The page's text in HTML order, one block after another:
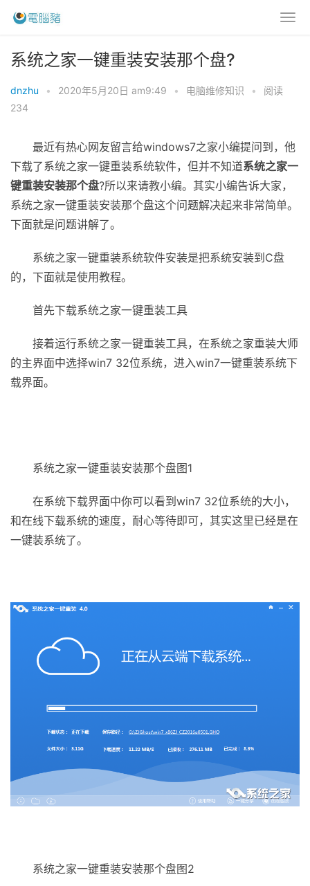
系统之家一键重装安装那个盘?
dnzhu • 2020年5月20日 am9:49 • 电脑维修知识 •
阅读
234
最近有热心网友留言给windows7之家小编提问到，他
下载了系统之家一键重装系统软件，但并不知道系统之家一
键重装安装那个盘?所以来请教小编。其实小编告诉大家，
系统之家一键重装安装那个盘这个问题解决起来非常简单。
下面就是问题讲解了。
系统之家一键重装系统软件安装是把系统安装到C盘
的，下面就是使用教程。
首先下载系统之家一键重装工具
接着运行系统之家一键重装工具，在系统之家重装大师
的主界面中选择win7 32位系统，进入win7一键重装系统下
载界面。
系统之家一键重装安装那个盘图1
在系统下载界面中你可以看到win7 32位系统的大小，
和在线下载系统的速度，耐心等待即可，其实这里已经是在
一键装系统了。
系统之家一键重装安装那个盘图2